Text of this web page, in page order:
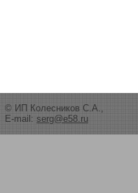
© ИП Колесников С.А.,
E-mail: serg@e58.ru